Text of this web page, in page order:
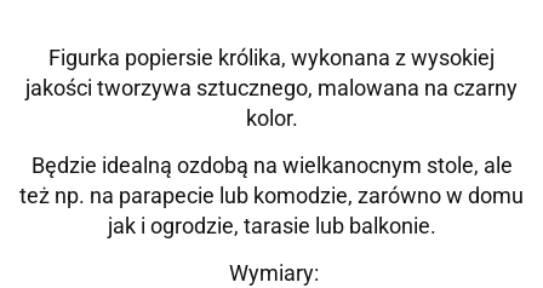
Figurka popiersie królika, wykonana z wysokiej
jakości tworzywa sztucznego, malowana na czarny
kolor.
Będzie idealną ozdobą na wielkanocnym stole, ale
też np. na parapecie lub komodzie, zarówno w domu
jak i ogrodzie, tarasie lub balkonie.
Wymiary: